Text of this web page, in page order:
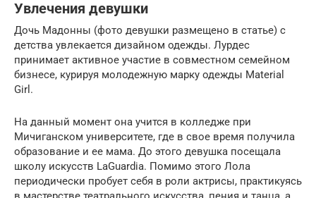
Увлечения девушки
Дочь Мадонны (фото девушки размещено в статье) с
детства увлекается дизайном одежды. Лурдес
принимает активное участие в совместном семейном
бизнесе, курируя молодежную марку одежды Material
Girl.
На данный момент она учится в колледже при
Мичиганском университете, где в свое время получила
образование и ее мама. До этого девушка посещала
школу искусств LaGuardia. Помимо этого Лола
периодически пробует себя в роли актрисы, практикуясь